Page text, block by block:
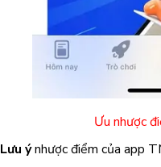
Ưu nhược
Lưu ýnhược điểm của app